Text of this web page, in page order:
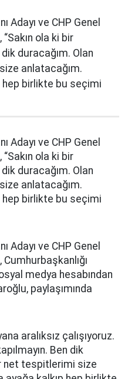
Adayı ve CHP Genel
“Sakın ola ki bir
duracağım. Olan
anlatacağım.
hep birlikte bu seçimi
Adayı ve CHP Genel
“Sakın ola ki bir
duracağım. Olan
anlatacağım.
hep birlikte bu seçimi
Adayı ve CHP Genel
Cumhurbaşkanlığı
medya hesabından
paylaşımında
aralıksız çalışıyoruz.
Ben dik
net tespitlerimi size